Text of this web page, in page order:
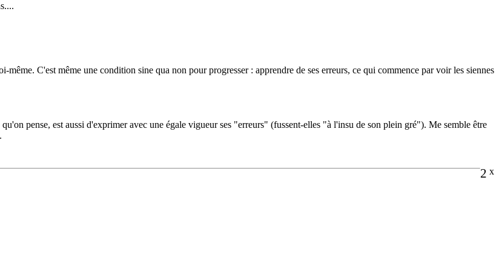
même. C'est même une condition sine qua non pour progresser : apprendre de ses erreurs, ce qui commence par voir les siennes
pense, est aussi d'exprimer avec une égale vigueur ses "erreurs" (fussent-elles "à l'insu de son plein gré"). Me semble être
2 x